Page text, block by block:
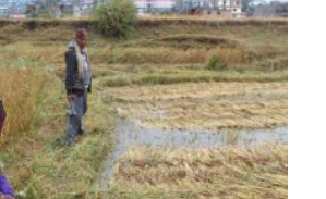
डिभिजन कार्यालय जुम्लाको सुचना सन्देश
कर्णाली प्रविधि शिक्षालय जुम्लाको सुचना